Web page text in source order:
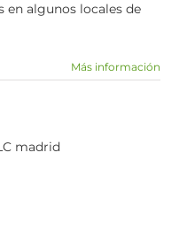
algunos locales de
Más información